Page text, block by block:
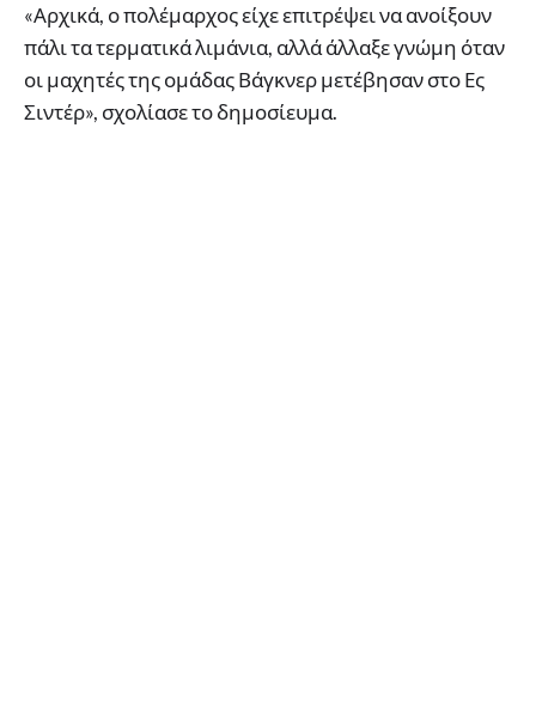
«Αρχικά, ο πολέμαρχος είχε επιτρέψει να ανοίξουν
πάλι τα τερματικά λιμάνια, αλλά άλλαξε γνώμη όταν
οι μαχητές της ομάδας Βάγκνερ μετέβησαν στο Ες
Σιντέρ», σχολίασε το δημοσίευμα.